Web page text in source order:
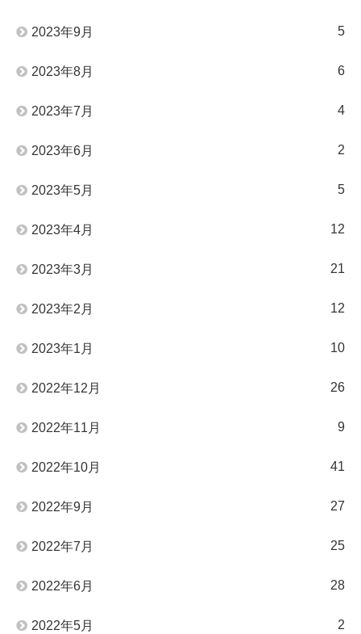
2023年9月 5
2023年8月 6
2023年7月 4
2023年6月 2
2023年5月 5
2023年4月 12
2023年3月 21
2023年2月 12
2023年1月 10
2022年12月 26
2022年11月 9
2022年10月 41
2022年9月 27
2022年7月 25
2022年6月 28
2022年5月 2